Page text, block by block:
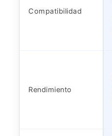
Compatibilidad
Rendimiento